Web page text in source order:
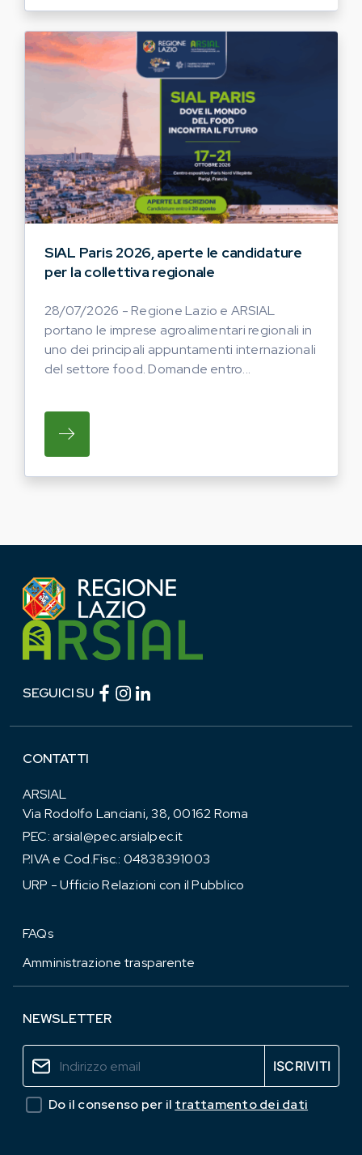
SIAL Paris 2026, aperte le candidature
per la collettiva regionale
28/07/2026 - Regione Lazio e ARSIAL
portano le imprese agroalimentari regionali in
uno dei principali appuntamenti internazionali
del settore food. Domande entro...
SU REGIONE LAZIO E ARSIAL PORTANO
SEGUICI SU Facebook (link esterno)
Instagram (link esterno)
CONTATTI
ARSIAL
Via Rodolfo Lanciani, 38, 00162 Roma
PEC:arsial@pec.arsialpec.it
P.IVA e Cod.Fisc.: 04838391003
URP - Ufficio Relazioni con il Pubblico
FAQs
Amministrazione trasparente
NEWSLETTER
Do il consenso per il trattamento dei dati